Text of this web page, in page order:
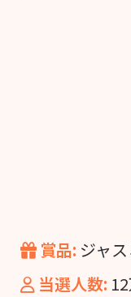
賞品: ジャ
当選人数: